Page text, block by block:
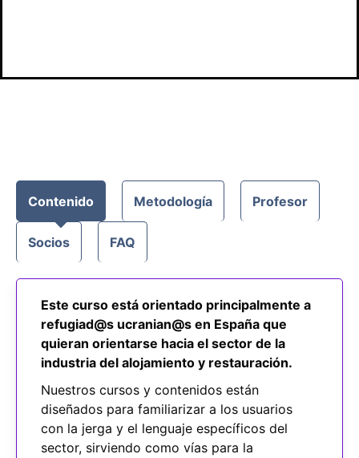
Contenido Metodología Profesor
Socios FAQ
Este curso está orientado principalmente a
refugiad@s ucranian@s en España que
quieran orientarse hacia el sector de la
industria del alojamiento y restauración.
Nuestros cursos y contenidos están
diseñados para familiarizar a los usuarios
con la jerga y el lenguaje específicos del
sector, sirviendo como vías para la